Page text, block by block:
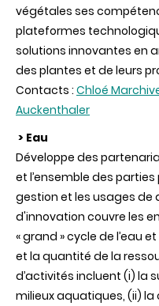
végétales ses
plateformes
solutions innovantes en
des plantes et de leurs
Contacts : Chloé
Auckenthaler
> Eau
Développe des
et l’ensemble des
gestion et les usages de
d'innovation couvre les
« grand » cycle de l’eau
et la quantité de la
d’activités incluent (i) la
milieux aquatiques, (ii)